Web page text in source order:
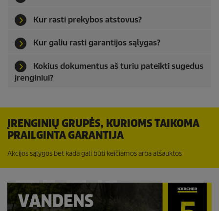
Kur rasti prekybos atstovus?
Kur galiu rasti garantijos sąlygas?
Kokius dokumentus aš turiu pateikti sugedus
įrenginiui?
ĮRENGINIŲ GRUPĖS, KURIOMS TAIKOMA
PRAILGINTA GARANTIJA
Akcijos sąlygos bet kada gali būti keičiamos arba atšauktos